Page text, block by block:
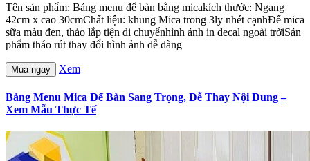
Tên sản phẩm: Bảng menu để bàn bằng micakích thước: Ngang
42cm x cao 30cmChất liệu: khung Mica trong 3ly nhét cạnhĐế mica
sữa màu đen, tháo lắp tiện di chuyểnhình ảnh in decal ngoài trờiSản
phẩm tháo rút thay đổi hình ảnh dễ dàng
Mua ngay Xem
Bảng Menu Mica Để Bàn Sang Trọng, Dễ Thay Nội Dung –
Xem Mẫu Thực Tế